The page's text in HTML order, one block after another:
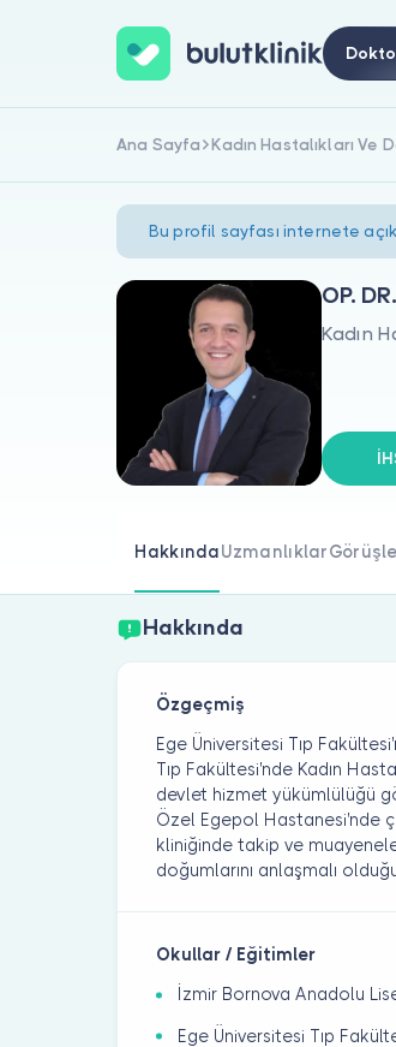
Ana Sayfa Kadın Hastalıkları Ve
Bu profil sayfası internete
OP.
Kadın
HakkındaUzmanlıklar
Hakkında
Özgeçmiş
Ege Üniversitesi Tıp
Tıp Fakültesi'nde Kadın
devlet hizmet yükümlülüğü
Özel Egepol Hastanesi'nde
kliniğinde takip ve
doğumlarını anlaşmalı
Okullar / Eğitimler
İzmir Bornova Anadolu
Ege Üniversitesi Tıp